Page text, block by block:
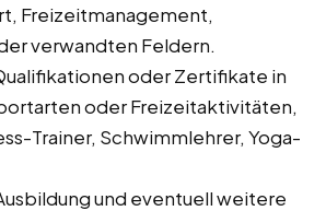
Freizeitmanagement,
verwandten Feldern.
oder Zertifikate in
oder Freizeitaktivitäten,
Trainer, Schwimmlehrer, Yoga-
und eventuell weitere